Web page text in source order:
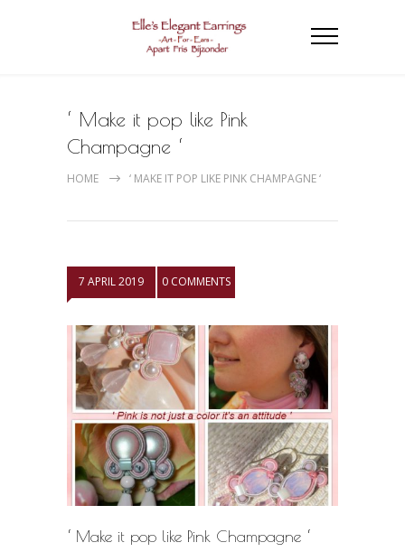
‘ Make it pop like Pink
Champagne ‘
HOME ‘ MAKE IT POP LIKE PINK CHAMPAGNE ‘
7 APRIL 2019 0 COMMENTS
‘ Make it pop like Pink Champagne ‘